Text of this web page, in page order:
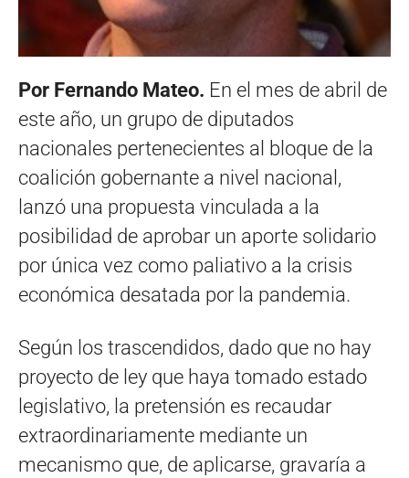
Por Fernando Mateo. En el mes de abril de
este año, un grupo de diputados
nacionales pertenecientes al bloque de la
coalición gobernante a nivel nacional,
lanzó una propuesta vinculada a la
posibilidad de aprobar un aporte solidario
por única vez como paliativo a la crisis
económica desatada por la pandemia.
Según los trascendidos, dado que no hay
proyecto de ley que haya tomado estado
legislativo, la pretensión es recaudar
extraordinariamente mediante un
mecanismo que, de aplicarse, gravaría a